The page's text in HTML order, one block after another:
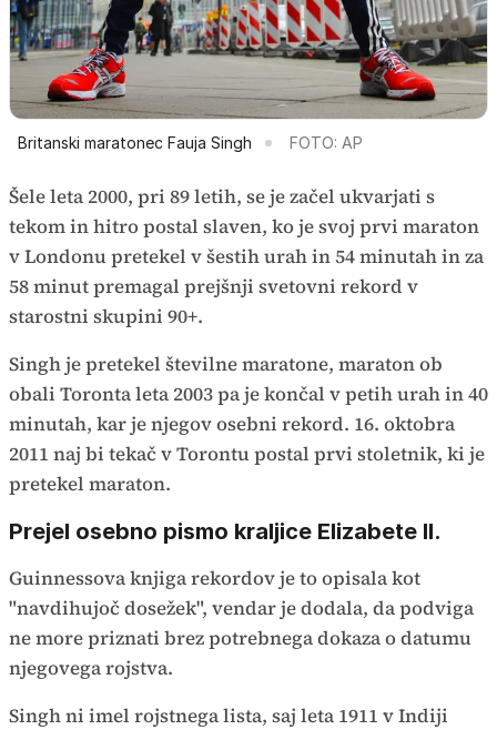
Britanski maratonec Fauja Singh FOTO: AP
Šele leta 2000, pri 89 letih, se je začel ukvarjati s
tekom in hitro postal slaven, ko je svoj prvi maraton
v Londonu pretekel v šestih urah in 54 minutah in za
58 minut premagal prejšnji svetovni rekord v
starostni skupini 90+.
Singh je pretekel številne maratone, maraton ob
obali Toronta leta 2003 pa je končal v petih urah in 40
minutah, kar je njegov osebni rekord. 16. oktobra
2011 naj bi tekač v Torontu postal prvi stoletnik, ki je
pretekel maraton.
Prejel osebno pismo kraljice Elizabete II.
Guinnessova knjiga rekordov je to opisala kot
"navdihujoč dosežek", vendar je dodala, da podviga
ne more priznati brez potrebnega dokaza o datumu
njegovega rojstva.
Singh ni imel rojstnega lista, saj leta 1911 v Indiji